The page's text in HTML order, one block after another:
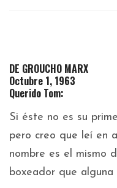
DE GROUCHO MARX
Octubre 1, 1963
Querido Tom:
Si éste no es su
pero creo que leí en
nombre es el mismo
boxeador que